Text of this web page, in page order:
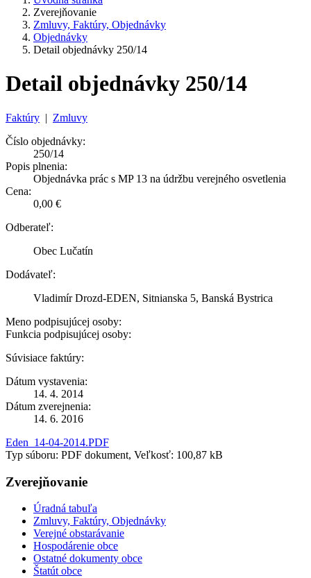
Zverejňovanie
Zmluvy, Faktúry, Objednávky
Objednávky
Detail objednávky 250/14
Detail objednávky 250/14
Faktúry | Zmluvy
Číslo objednávky:
250/14
Popis plnenia:
Objednávka prác s MP 13 na údržbu verejného osvetlenia
Cena:
0,00 €
Odberateľ:
Obec Lučatín
Dodávateľ:
Vladimír Drozd-EDEN, Sitnianska 5, Banská Bystrica
Meno podpisujúcej osoby:
Funkcia podpisujúcej osoby:
Súvisiace faktúry:
Dátum vystavenia:
14. 4. 2014
Dátum zverejnenia:
14. 6. 2016
Eden_14-04-2014.PDF
Typ súboru: PDF dokument, Veľkosť: 100,87 kB
Zverejňovanie
Úradná tabuľa
Zmluvy, Faktúry, Objednávky
Verejné obstarávanie
Hospodárenie obce
Ostatné dokumenty obce
Štatút obce